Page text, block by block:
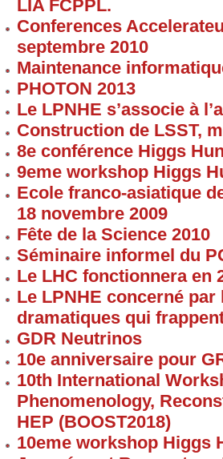
LIA FCPPL.
Conferences
septembre 2010
Maintenance
PHOTON 2013
Le LPNHE s’associe à
Construction de LSST,
8e conférence Higgs
9eme workshop Higgs
Ecole franco-asiatique
18 novembre 2009
Fête de la Science 2010
Séminaire informel du
Le LHC fonctionnera en
Le LPNHE concerné par
dramatiques qui
GDR Neutrinos
10e anniversaire pour
10th International
Phenomenology,
HEP (BOOST2018)
10eme workshop Higgs